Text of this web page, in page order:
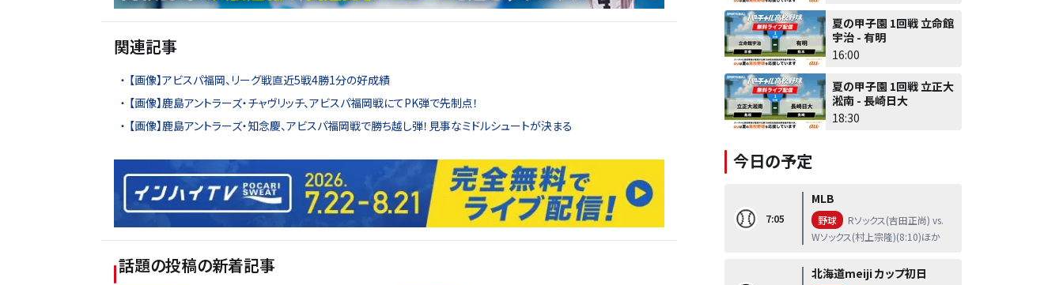
関連記事
【画像】アビスパ福岡、リーグ戦直近5戦4勝1分の好成績
【画像】鹿島アントラーズ・チャヴリッチ、アビスパ福岡戦にてPK弾で先制点！
【画像】鹿島アントラーズ・知念慶、アビスパ福岡戦で勝ち越し弾！見事なミドルシュートが決まる
話題の投稿の新着記事
夏の甲子園 1回戦 立命館
宇治 - 有明
16:00
夏の甲子園 1回戦 立正大
淞南 - 長崎日大
18:30
今日の予定
7:05
MLB
野球
Rソックス(吉田正尚) vs.
Wソックス(村上宗隆)(8:10)ほか
北海道meiji カップ初日